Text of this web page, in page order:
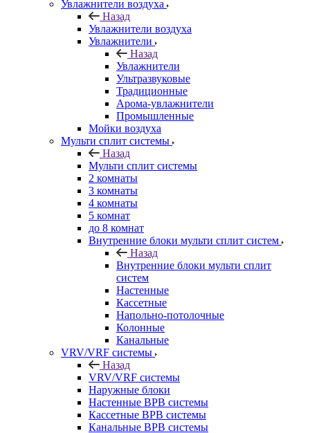
Увлажнители воздуха
Назад
Увлажнители воздуха
Увлажнители
Назад
Увлажнители
Ультразвуковые
Традиционные
Арома-увлажнители
Промышленные
Мойки воздуха
Мульти сплит системы
Назад
Мульти сплит системы
2 комнаты
3 комнаты
4 комнаты
5 комнат
до 8 комнат
Внутренние блоки мульти сплит систем
Назад
Внутренние блоки мульти сплит
систем
Настенные
Кассетные
Напольно-потолочные
Колонные
Канальные
VRV/VRF системы
Назад
VRV/VRF системы
Наружные блоки
Настенные ВРВ системы
Кассетные ВРВ системы
Канальные ВРВ системы